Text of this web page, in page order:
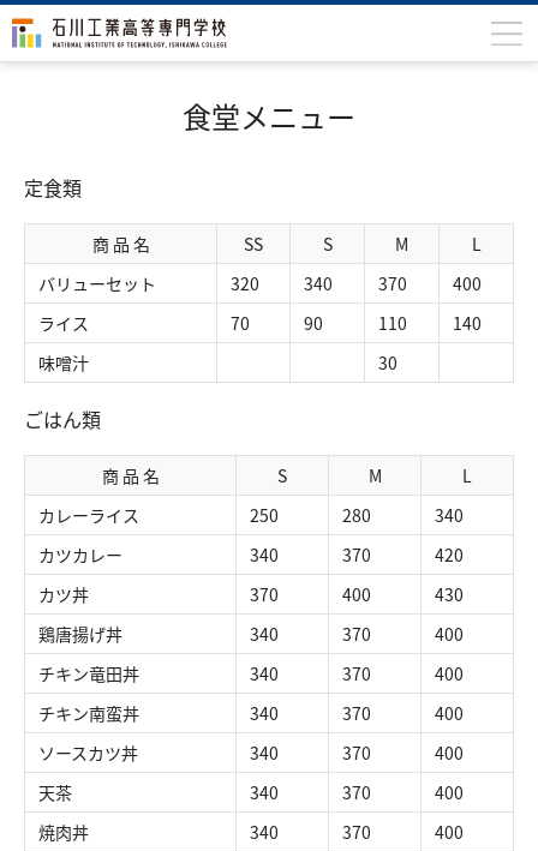
専攻科
学生生活
国際交流
研究・産学連携
教育・研究施設
中学生の方 在学生の方
保護者の方 卒業生の方 地域・企業の方
交通アクセス お問い合わせ
食堂メニュー
定食類
商 品 名 SS S M
L
バリューセット
320 340 370
400
ライス
70 90 110
140
味噌汁
30
ごはん類
商 品 名 S M
L
カレーライス
250 280
340
カツカレー
340 370
420
カツ丼
370 400
430
鶏唐揚げ丼
340 370
400
チキン竜田丼
340 370
400
チキン南蛮丼
340 370
400
ソースカツ丼
340 370
400
天茶
340 370
400
焼肉丼
340 370
400